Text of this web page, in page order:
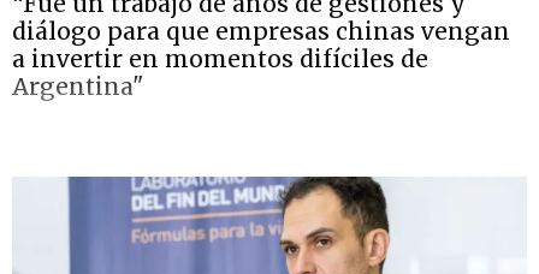
diálogo para que empresas chinas vengan
a invertir en momentos difíciles de
Argentina"